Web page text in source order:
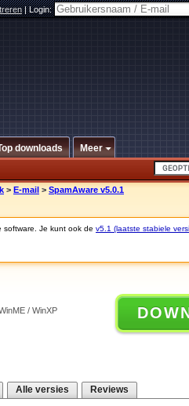
|Login:
downloads Meer
> E-mail > SpamAware v5.0.1
software. Je kunt ook de v5.1 (laatste stabiele
/ WinXP
Alle versies Reviews